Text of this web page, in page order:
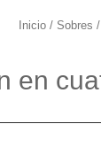
Inicio/ Sobres
en